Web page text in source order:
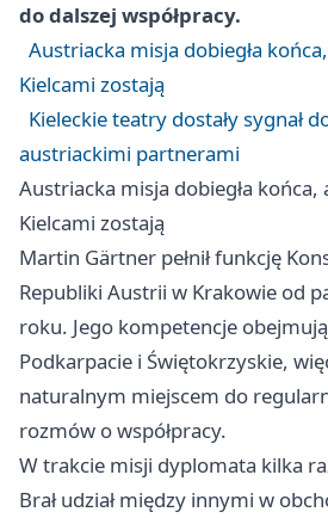
do dalszej współpracy.
Austriacka misja dobiegła
Kielcami zostają
Kieleckie teatry dostały sygnał
austriackimi partnerami
Austriacka misja dobiegła końca,
Kielcami zostają
Martin Gärtner pełnił funkcję
Republiki Austrii w Krakowie od
roku. Jego kompetencje
Podkarpacie i Świętokrzyskie,
naturalnym miejscem do
rozmów o współpracy.
W trakcie misji dyplomata kilka
Brał udział między innymi w